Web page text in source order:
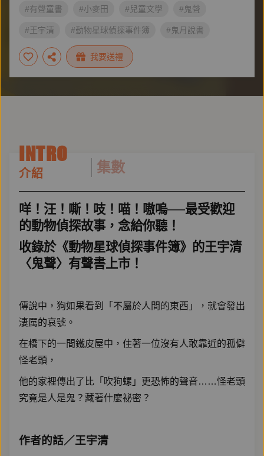
#有聲童書 #小麥田 #兒童文學 #鬼聲
#王宇清 #動物星球偵探事件簿 #鬼月說書
我要送禮
INTRO
介紹 集數
咩！汪！嘶！吱！喵！嗷嗚──最受歡迎
的動物偵探故事，念給你聽！
收錄於《動物星球偵探事件簿》的王宇清
〈鬼聲〉有聲書上市！
傳說中，狗如果看到「不屬於人間的東西」，就會發出
淒厲的哀號。
在橋下的一間鐵皮屋中，住著一位沒有人敢靠近的孤僻
怪老頭，
他的家裡傳出了比「吹狗螺」更恐怖的聲音……怪老頭
究竟是人是鬼？藏著什麼祕密？
作者的話／王宇清